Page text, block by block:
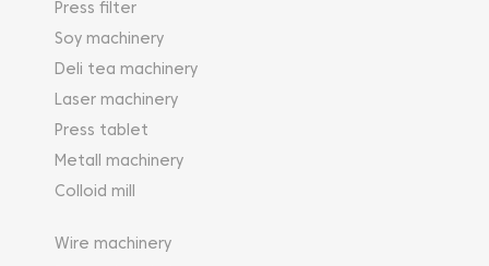
Press filter
Soy machinery
Deli tea machinery
Laser machinery
Press tablet
Metall machinery
Colloid mill
Wire machinery